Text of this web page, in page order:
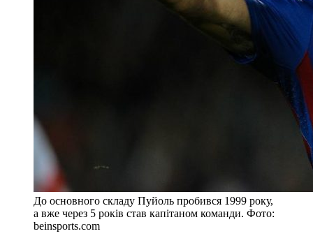
До основного складу Пуйоль пробився 1999 року,
а вже через 5 років став капітаном команди. Фото:
beinsports.com